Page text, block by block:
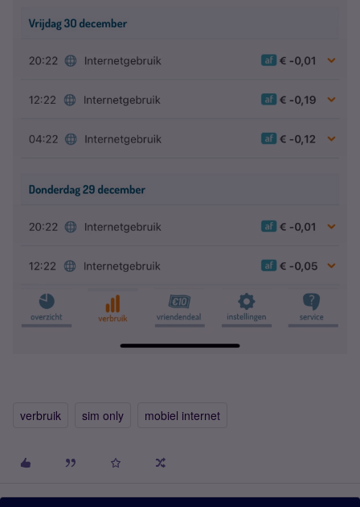
verbruik sim only mobiel internet